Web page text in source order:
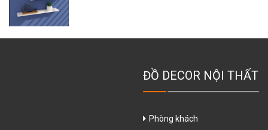
ĐỒ DECOR NỘI THẤT
Phòng khách